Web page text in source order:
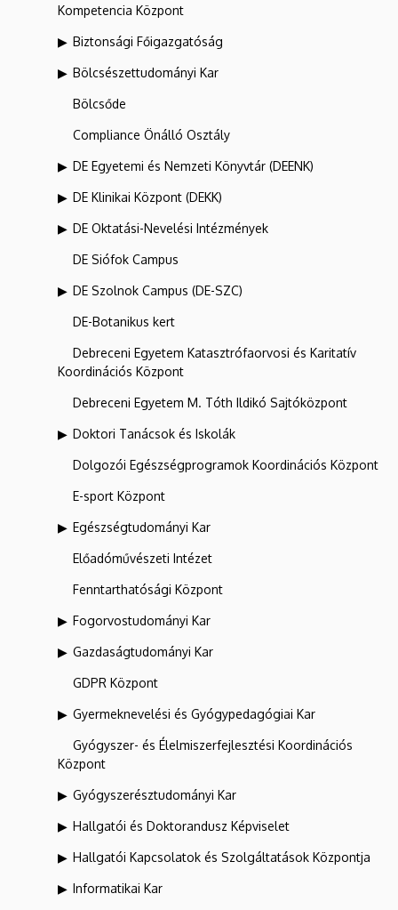
Kompetencia Központ
Biztonsági Főigazgatóság
Bölcsészettudományi Kar
Bölcsőde
Compliance Önálló Osztály
DE Egyetemi és Nemzeti Könyvtár (DEENK)
DE Klinikai Központ (DEKK)
DE Oktatási-Nevelési Intézmények
DE Siófok Campus
DE Szolnok Campus (DE-SZC)
DE-Botanikus kert
Debreceni Egyetem Katasztrófaorvosi és Karitatív
Koordinációs Központ
Debreceni Egyetem M. Tóth Ildikó Sajtóközpont
Doktori Tanácsok és Iskolák
Dolgozói Egészségprogramok Koordinációs Központ
E-sport Központ
Egészségtudományi Kar
Előadóművészeti Intézet
Fenntarthatósági Központ
Fogorvostudományi Kar
Gazdaságtudományi Kar
GDPR Központ
Gyermeknevelési és Gyógypedagógiai Kar
Gyógyszer- és Élelmiszerfejlesztési Koordinációs
Központ
Gyógyszerésztudományi Kar
Hallgatói és Doktorandusz Képviselet
Hallgatói Kapcsolatok és Szolgáltatások Központja
Informatikai Kar